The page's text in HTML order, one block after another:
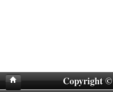
Copyright ©